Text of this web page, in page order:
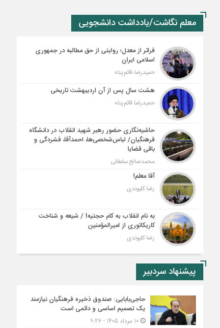
معلم نگاشت/یادداشت دانشجویی
فراتر از معدل؛ روایتی از حق مطالبه در جمهوری
اسلامی ایران
حمیدرضا قائم پناه
هشت سال پس از آن اردیبهشت تاریخی
حمیدرضا قائم پناه
حاشیه‌نگاری حضور رهبر شهید انقلاب در دانشگاه
فرهنگیان/ لباس‌شخصی‌ها، احمدآقا، فشردگی و
باقی قضایا
محمدصالح سلطانی
آقا معلم!
رضا کلیوندی
به نام انقلاب به کام حجتیه! / شیعه و شناخت
کاریکاتوری از امیرالمؤمنین
رضا کلیوندی
پیشنهاد سردبیر
حاجی‌بابایی: صندوق ذخیره فرهنگیان نیازمند
یک تصمیم اساسی و دائمی است
10 مرداد 1405 - 9:26